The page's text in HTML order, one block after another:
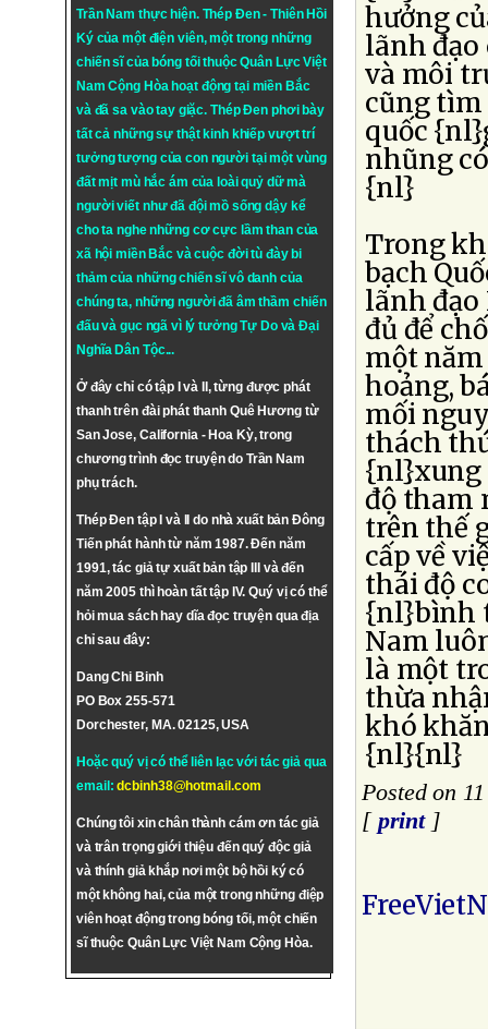
Trần Nam thực hiện. Thép Đen- Thiên Hồi
Ký của một điện viên, một trong những
chiến sĩ của bóng tối thuộc Quân Lực Việt
Nam Cộng Hòa hoạt động tại miền Bắc
và đã sa vào tay giặc. Thép Đen phơi bày
tất cả những sự thật kinh khiếp vượt trí
tưởng tượng của con người tại một vùng
đất mịt mù hắc ám của loài quỷ dữ mà
người viết như đã đội mồ sống dậy kể
cho ta nghe những cơ cực lầm than của
xã hội miền Bắc và cuộc đời tù đày bi
thảm của những chiến sĩ vô danh của
chúng ta, những người đã âm thầm chiến
đấu và gục ngã vì lý tưởngTự DovàĐại
Nghĩa Dân Tộc...
Ở đây chỉ có tập I và II, từng được phát
thanh trên đài phát thanh Quê Hương từ
San Jose, California - Hoa Kỳ, trong
chương trình đọc truyện do Trần Nam
phụ trách.
Thép Đen tập I và II do nhà xuất bản Đông
Tiến phát hành từ năm 1987. Đến năm
1991, tác giả tự xuất bản tập III và đến
năm 2005 thì hoàn tất tập IV. Quý vị có thể
hỏi mua sách hay dĩa đọc truyện qua địa
chỉ sau đây:
Dang Chi Binh
PO Box 255-571
Dorchester, MA. 02125, USA
Hoặc quý vị có thể liên lạc với tác giả qua
email:dcbinh38@hotmail.com
Chúng tôi xin chân thành cám ơn tác giả
và trân trọng giới thiệu đến quý độc giả
và thính giả khắp nơi một bộ hồi ký có
một không hai, của một trong những điệp
viên hoạt động trong bóng tối, một chiến
sĩ thuộc Quân Lực Việt Nam Cộng Hòa.
hưởng
lãnh
và môi
cũng tìm
quốc
nhũng
{nl}
Trong
bạch
lãnh đạo
đủ để
một
hoảng,
mối
thách
{nl}xung
độ tham
trên thế
cấp về
thái độ
{nl}bình
Nam
là một
thừa
khó
{nl}{nl}
Posted on
[ print]